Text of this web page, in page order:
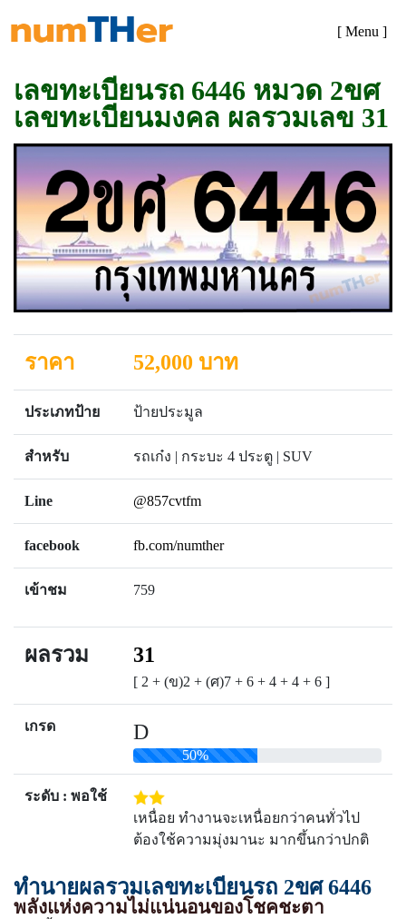
[ Menu ]
เลขทะเบียนรถ 6446 หมวด 2ขศ
เลขทะเบียนมงคล ผลรวมเลข 31
ราคา 52,000 บาท
ประเภทป้าย ป้ายประมูล
สำหรับ รถเก๋ง | กระบะ 4 ประตู | SUV
Line @857cvtfm
facebook fb.com/numther
เข้าชม 759
ผลรวม 31
[ 2 + (ข)2 + (ศ)7 + 6 + 4 + 4 + 6 ]
เกรด D
50%
ระดับ : พอใช้
เหนื่อย ทำงานจะเหนื่อยกว่าคนทั่วไป
ต้องใช้ความมุ่งมานะ มากขึ้นกว่าปกติ
ทำนายผลรวมเลขทะเบียนรถ 2ขศ 6446
พลังแห่งความไม่แน่นอนของโชคชะตา